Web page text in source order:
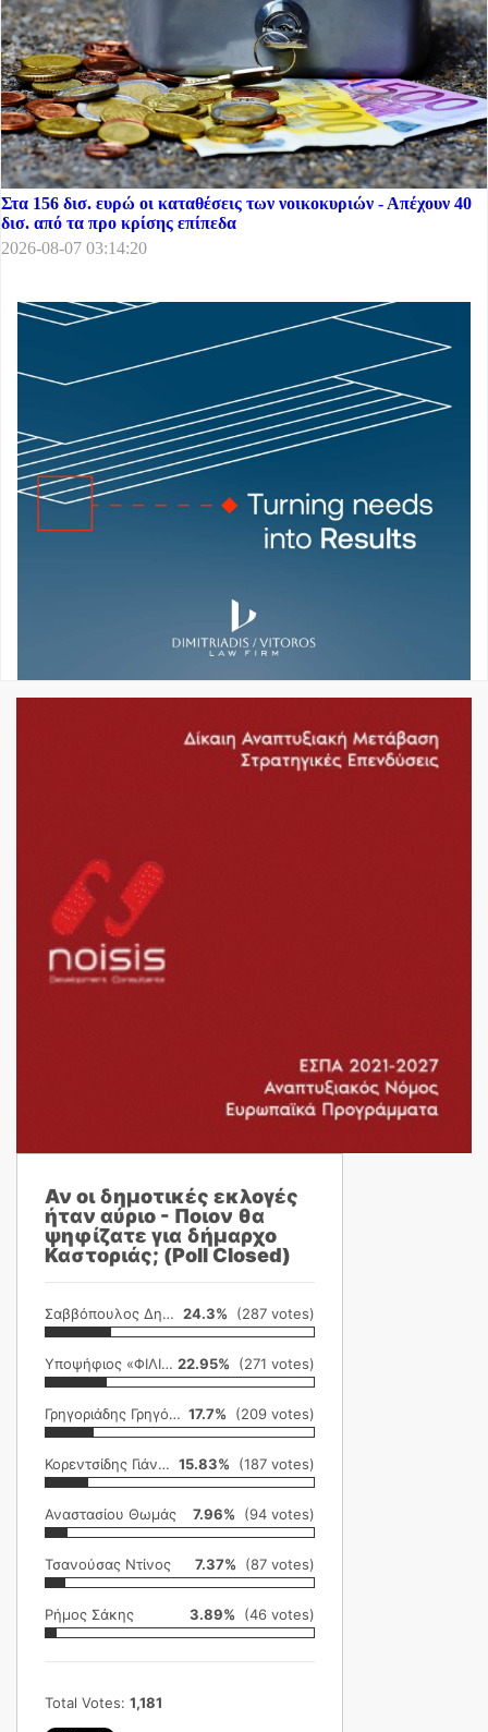
Στα 156 δισ. ευρώ οι καταθέσεις των νοικοκυριών - Απέχουν 40
δισ. από τα προ κρίσης επίπεδα
2026-08-07 03:14:20
Αν οι δημοτικές εκλογές
ήταν αύριο - Ποιον θα
ψηφίζατε για δήμαρχο
Καστοριάς; (Poll Closed)
Σαββόπουλος Δημήτρης 24.3% (287 votes)
Υποψήφιος «ΦΙΛΙΚΗ ΕΤΑΙΡΕΙΑ» 22.95% (271 votes)
Γρηγοριάδης Γρηγόρης 17.7% (209 votes)
Κορεντσίδης Γιάννης 15.83% (187 votes)
Αναστασίου Θωμάς 7.96% (94 votes)
Τσανούσας Ντίνος 7.37% (87 votes)
Ρήμος Σάκης 3.89% (46 votes)
Total Votes: 1,181